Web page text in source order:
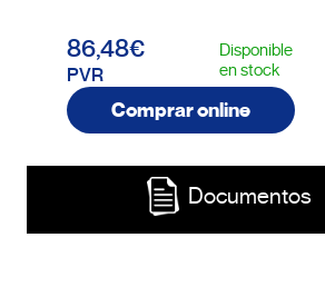
86,48€
PVR
Disponible
en stock
Comprar online
Documentos